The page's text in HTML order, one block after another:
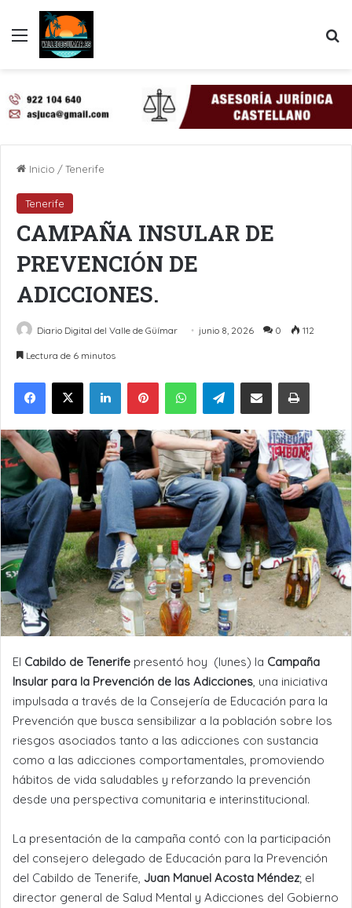
Menú
Inicio /Tenerife
Tenerife
CAMPAÑA INSULAR DE
PREVENCIÓN DE
ADICCIONES.
Diario Digital del Valle de Güímar junio 8, 2026 0 112
Lectura de 6 minutos
LinkedInPinterestWhatsAppTelegramCompartir por Email Imprimir
El Cabildo de Tenerife presentó hoy (lunes) la Campaña
Insular para la Prevención de las Adicciones , una iniciativa
impulsada a través de la Consejería de Educación para la
Prevención que busca sensibilizar a la población sobre los
riesgos asociados tanto a las adicciones con sustancia
como a las adicciones comportamentales, promoviendo
hábitos de vida saludables y reforzando la prevención
desde una perspectiva comunitaria e interinstitucional.
La presentación de la campaña contó con la participación
del consejero delegado de Educación para la Prevención
del Cabildo de Tenerife, Juan Manuel Acosta Méndez; el
director general de Salud Mental y Adicciones del Gobierno